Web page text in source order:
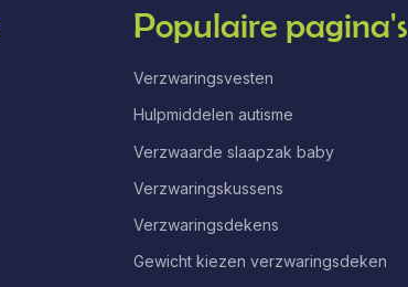
Populaire pagina's
Verzwaringsvesten
Hulpmiddelen autisme
Verzwaarde slaapzak baby
Verzwaringskussens
Verzwaringsdekens
Gewicht kiezen verzwaringsdeken